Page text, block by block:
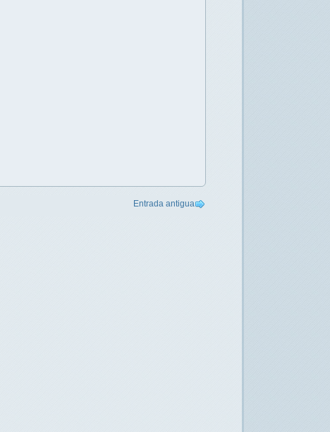
Entrada antigua